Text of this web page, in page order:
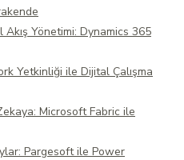
Yönetimi: Dynamics 365
Yetkinliği ile Dijital Çalışma
Microsoft Fabric ile
Pargesoft ile Power